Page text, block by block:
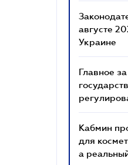
августе
Украине
Главное
Кабмин
для
а